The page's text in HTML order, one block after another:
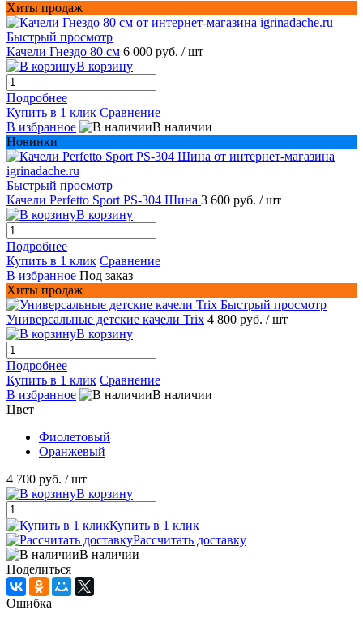
Хиты продаж
Быстрый просмотр
Качели Гнездо 80 см 6 000 руб. / шт
В корзину
Подробнее
Купить в 1 клик Сравнение
В избранное
В наличии
Новинки
Быстрый просмотр
Качели Perfetto Sport PS-304 Шина 3 600 руб. / шт
В корзину
Подробнее
Купить в 1 клик Сравнение
В избранное Под заказ
Хиты продаж
Быстрый просмотр
Универсальные детские качели Trix 4 800 руб. / шт
В корзину
Подробнее
Купить в 1 клик Сравнение
В избранное
В наличии
Цвет
Фиолетовый
Оранжевый
4 700 руб. / шт
В корзину
Купить в 1 клик
Рассчитать доставку
В наличии
Поделиться
Ошибка